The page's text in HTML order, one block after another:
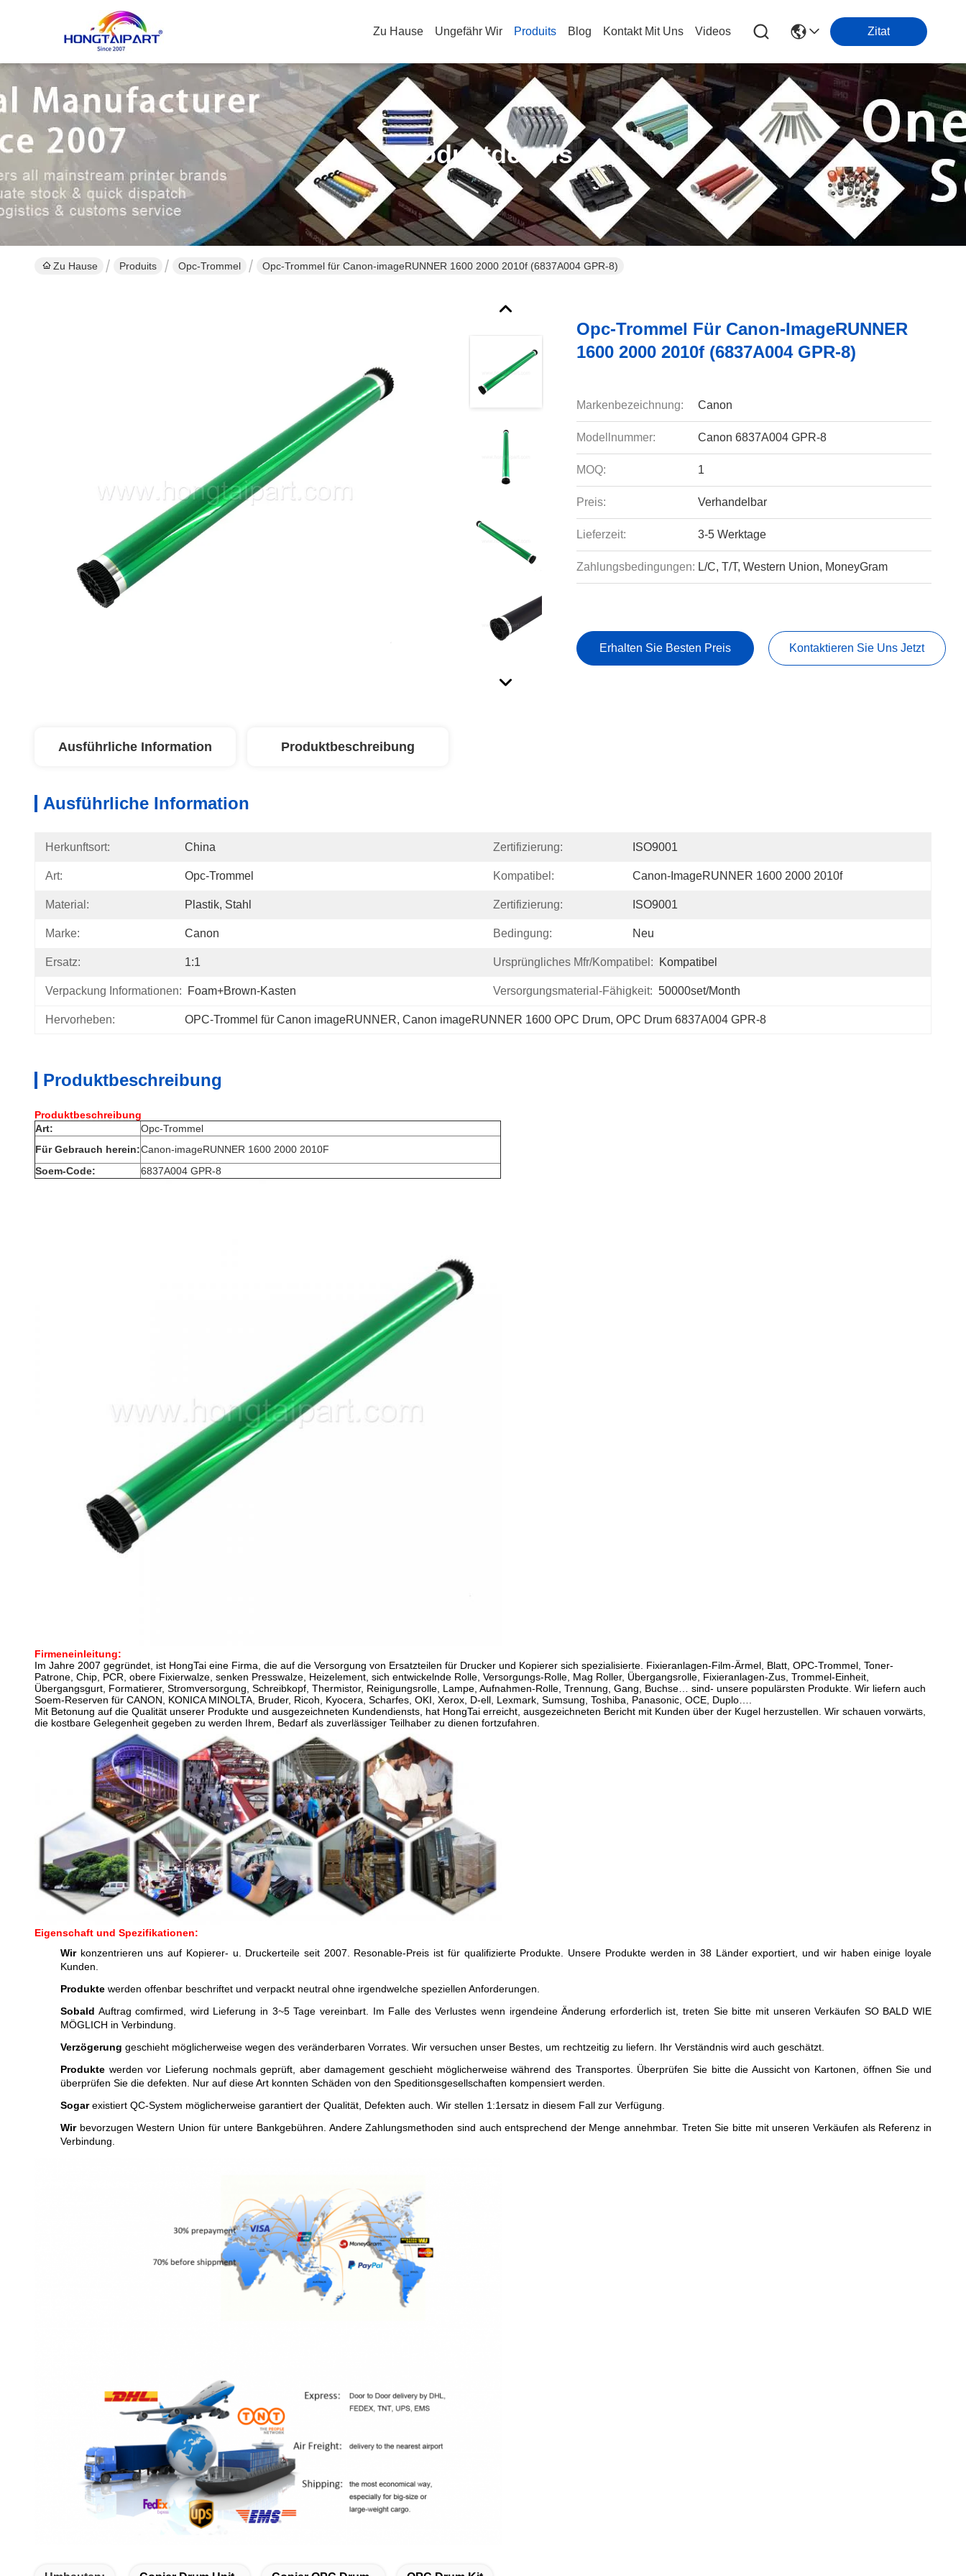
Zu Hause Ungefähr Wir Produits Blog Kontakt Mit Uns Videos Zitat
Produktdetails
Zu Hause Produits Opc-Trommel Opc-Trommel für Canon-imageRUNNER 1600 2000 2010f (6837A004 GPR-8)
Opc-Trommel Für Canon-ImageRUNNER
1600 2000 2010f (6837A004 GPR-8)
Markenbezeichnung: Canon
Modellnummer: Canon 6837A004 GPR-8
MOQ: 1
Preis: Verhandelbar
Lieferzeit: 3-5 Werktage
Zahlungsbedingungen: L/C, T/T, Western Union, MoneyGram
Erhalten Sie Besten Preis Kontaktieren Sie Uns Jetzt
Ausführliche Information Produktbeschreibung
Ausführliche Information
Herkunftsort: China Zertifizierung: ISO9001
Art: Opc-Trommel Kompatibel: Canon-ImageRUNNER 1600 2000 2010f
Material: Plastik, Stahl Zertifizierung: ISO9001
Marke: Canon Bedingung: Neu
Ersatz: 1:1 Ursprüngliches Mfr/kompatibel: Kompatibel
Verpackung Informationen: Foam+Brown-Kasten Versorgungsmaterial-Fähigkeit: 50000set/Month
Hervorheben: OPC-Trommel für Canon imageRUNNER, Canon imageRUNNER 1600 OPC Drum, OPC Drum 6837A004 GPR-8
Produktbeschreibung
Produktbeschreibung
Art:
Opc-Trommel
Für Gebrauch herein:Canon-imageRUNNER 1600 2000 2010F
Soem-Code:
6837A004 GPR-8
Firmeneinleitung:
Im Jahre 2007 gegründet, ist HongTai eine Firma, die auf die Versorgung von Ersatzteilen für Drucker und Kopierer sich spezialisierte. Fixieranlagen-Film-Ärmel, Blatt, OPC-Trommel, Toner-
Patrone, Chip, PCR, obere Fixierwalze, senken Presswalze, Heizelement, sich entwickelnde Rolle, Versorgungs-Rolle, Mag Roller, Übergangsrolle, Fixieranlagen-Zus, Trommel-Einheit,
Übergangsgurt, Formatierer, Stromversorgung, Schreibkopf, Thermistor, Reinigungsrolle, Lampe, Aufnahmen-Rolle, Trennung, Gang, Buchse… sind- unsere populärsten Produkte. Wir liefern auch
Soem-Reserven für CANON, KONICA MINOLTA, Bruder, Ricoh, Kyocera, Scharfes, OKI, Xerox, D-ell, Lexmark, Sumsung, Toshiba, Panasonic, OCE, Duplo….
Mit Betonung auf die Qualität unserer Produkte und ausgezeichneten Kundendiensts, hat HongTai erreicht, ausgezeichneten Bericht mit Kunden über der Kugel herzustellen. Wir schauen vorwärts,
die kostbare Gelegenheit gegeben zu werden Ihrem, Bedarf als zuverlässiger Teilhaber zu dienen fortzufahren.
Eigenschaft und Spezifikationen:
Wirkonzentrieren uns auf Kopierer- u. Druckerteile seit 2007. Resonable-Preis ist für qualifizierte Produkte. Unsere Produkte werden in 38 Länder exportiert, und wir haben einige loyale
Kunden.
Produkte werden offenbar beschriftet und verpackt neutral ohne irgendwelche speziellen Anforderungen.
Sobald Auftrag comfirmed, wird Lieferung in 3~5 Tage vereinbart. Im Falle des Verlustes wenn irgendeine Änderung erforderlich ist, treten Sie bitte mit unseren Verkäufen SO BALD WIE
MÖGLICH in Verbindung.
Verzögerung geschieht möglicherweise wegen des veränderbaren Vorrates. Wir versuchen unser Bestes, um rechtzeitig zu liefern. Ihr Verständnis wird auch geschätzt.
Produkte werden vor Lieferung nochmals geprüft, aber damagement geschieht möglicherweise während des Transportes. Überprüfen Sie bitte die Aussicht von Kartonen, öffnen Sie und
überprüfen Sie die defekten. Nur auf diese Art konnten Schäden von den Speditionsgesellschaften kompensiert werden.
Sogarexistiert QC-System möglicherweise garantiert der Qualität, Defekten auch. Wir stellen 1:1ersatz in diesem Fall zur Verfügung.
Wirbevorzugen Western Union für untere Bankgebühren. Andere Zahlungsmethoden sind auch entsprechend der Menge annehmbar. Treten Sie bitte mit unseren Verkäufen als Referenz in
Verbindung.